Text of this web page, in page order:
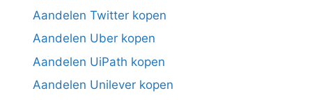
Aandelen Twitter kopen
Aandelen Uber kopen
Aandelen UiPath kopen
Aandelen Unilever kopen